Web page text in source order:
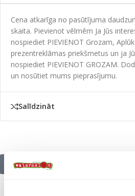
Cena atkarīga no pasūtījuma
skaita. Pievienot vēlmēm Ja Jūs
nospiediet PIEVIENOT Grozam,
prezentreklāmas priekšmetus un ja
nospiediet PIEVIENOT GROZAM.
un nosūtiet mums pieprasījumu.
Salīdzināt